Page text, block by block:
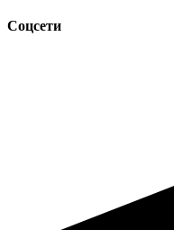
Соцсети